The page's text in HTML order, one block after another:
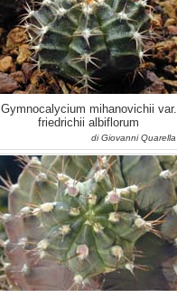
Gymnocalycium mihanovichii var.
friedrichii albiflorum
di Giovanni Quarella